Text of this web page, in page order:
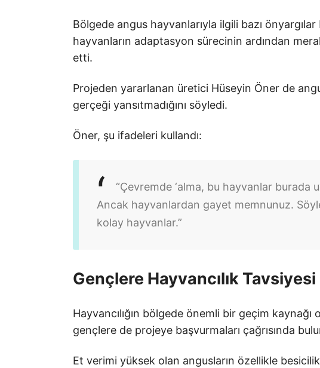
Bölgede angus hayvanlarıyla ilgili bazı
hayvanların adaptasyon sürecinin ardından
etti.
Projeden yararlanan üretici Hüseyin Öner de
gerçeği yansıtmadığını söyledi.
Öner, şu ifadeleri kullandı:
“Çevremde ‘alma, bu hayvanlar burada
Ancak hayvanlardan gayet memnunuz.
kolay hayvanlar.”
Gençlere Hayvancılık Tavsiyesi
Hayvancılığın bölgede önemli bir geçim
gençlere de projeye başvurmaları çağrısında
Et verimi yüksek olan angusların özellikle besicilik